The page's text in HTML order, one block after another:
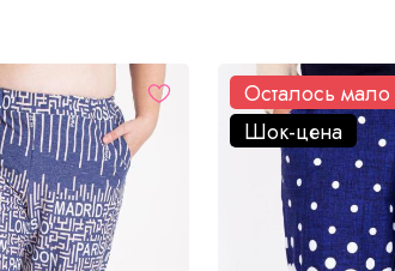
Осталось мало
Шок-цена